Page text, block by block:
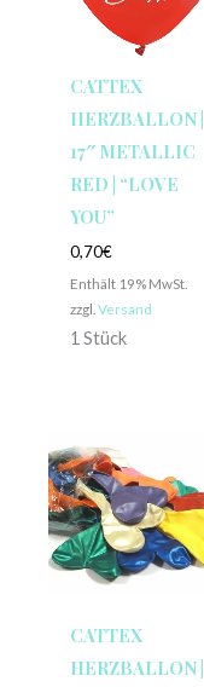
CATTEX
HERZBALLON |
17″ METALLIC
RED | “LOVE
YOU”
0,70€
Enthält 19% MwSt.
zzgl. Versand
1 Stück
CATTEX
HERZBALLON |